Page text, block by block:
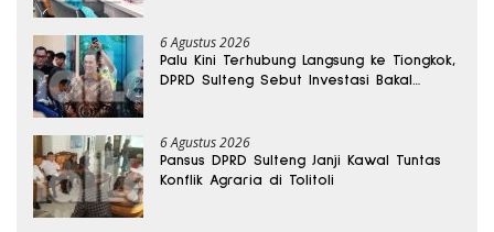
6 Agustus 2026
Palu Kini Terhubung Langsung ke Tiongkok,
DPRD Sulteng Sebut Investasi Bakal
6 Agustus 2026
Pansus DPRD Sulteng Janji Kawal Tuntas
Konflik Agraria di Tolitoli